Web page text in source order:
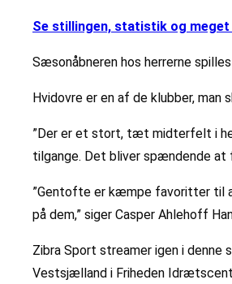
Se stillingen, statistik og meget
Sæsonåbneren hos herrerne
Hvidovre er en af de klubber, man
”Der er et stort, tæt midterfelt i
tilgange. Det bliver spændende at
”Gentofte er kæmpe favoritter til
på dem,” siger Casper Ahlehoff
Zibra Sport streamer igen i denne
Vestsjælland i Friheden